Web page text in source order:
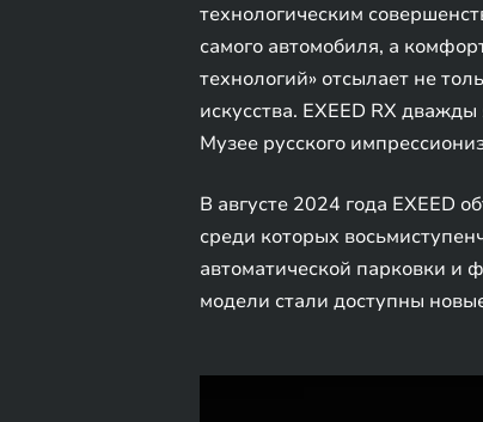
технологическим
самого автомобиля, а
технологий» отсылает не
искусства. EXEED RX
Музее русского
В августе 2024 года EXEED
среди которых
автоматической парковки и
модели стали доступны